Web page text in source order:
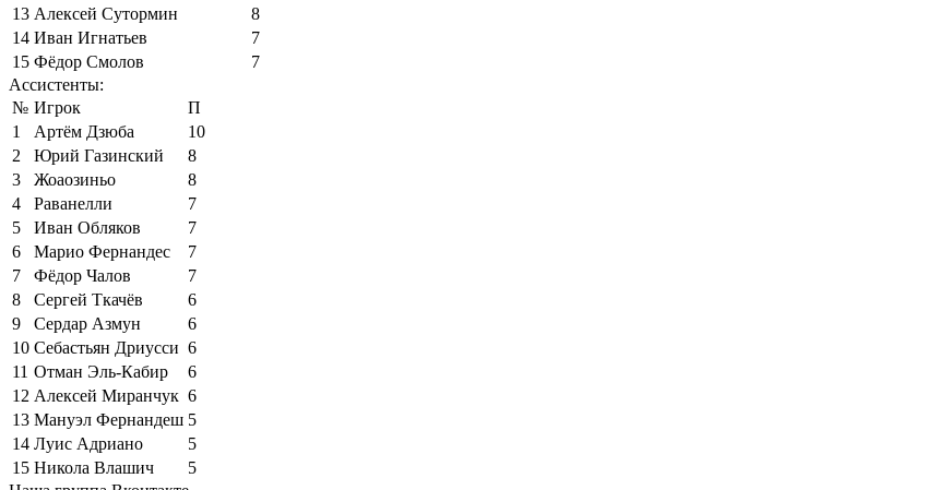
13 Алексей Сутормин
8
14 Иван Игнатьев
7
15 Фёдор Смолов
7
Ассистенты:
№ Игрок
П
1
Артём Дзюба
10
2
Юрий Газинский
8
3
Жоаозиньо
8
4
Раванелли
7
5
Иван Обляков
7
6
Марио Фернандес
7
7
Фёдор Чалов
7
8
Сергей Ткачёв
6
9
Сердар Азмун
6
10 Себастьян Дриусси 6
11 Отман Эль-Кабир
6
12 Алексей Миранчук 6
13 Мануэл Фернандеш 5
14 Луис Адриано
5
15 Никола Влашич
5